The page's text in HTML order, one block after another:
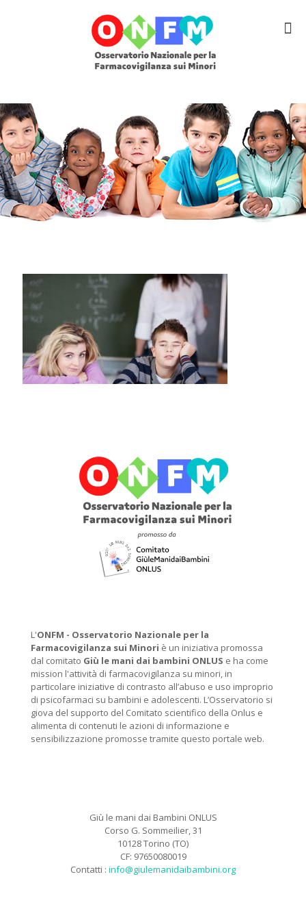
L'ONFM - Osservatorio Nazionale per la
Farmacovigilanza sui Minori è un iniziativa promossa
dal comitato Giù le mani dai bambini ONLUS e ha come
mission l'attività di farmacovigilanza su minori, in
particolare iniziative di contrasto all’abuso e uso improprio
di psicofarmaci su bambini e adolescenti. L’Osservatorio si
giova del supporto del Comitato scientifico della Onlus e
alimenta di contenuti le azioni di informazione e
sensibilizzazione promosse tramite questo portale web.
Giù le mani dai Bambini ONLUS
Corso G. Sommeilier, 31
10128 Torino (TO)
CF: 97650080019
Contatti : info@giulemanidaibambini.org